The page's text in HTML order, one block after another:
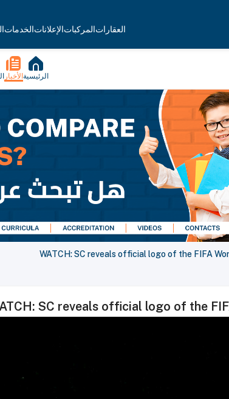
العقاراتالمركباتالإعلاناتالخدمات
الرئيسية الأخبار
WATCH: SC reveals official logo of the FIFA
SC reveals official logo of the